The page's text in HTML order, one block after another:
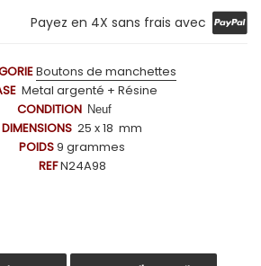
Payez en 4X sans frais avec
Boutons de manchettes
Metal argenté + Résine
CONDITION Neuf
DIMENSIONS 25 x 18 mm
POIDS9 grammes
REFN24A98